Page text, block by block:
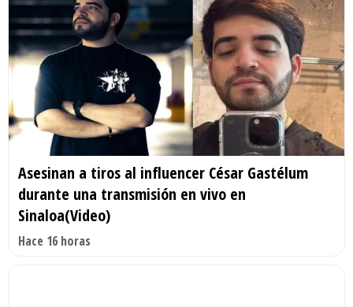
Asesinan a tiros al influencer César Gastélum
durante una transmisión en vivo en
Sinaloa(Video)
Hace 16 horas